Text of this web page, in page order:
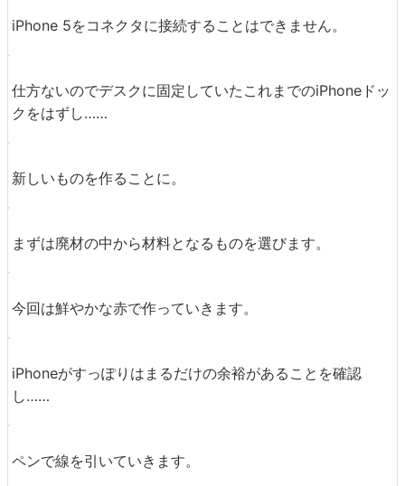
iPhone 5をコネクタに接続することはできません。
仕方ないのでデスクに固定していたこれまでのiPhoneドッ
クをはずし……
新しいものを作ることに。
まずは廃材の中から材料となるものを選びます。
今回は鮮やかな赤で作っていきます。
iPhoneがすっぽりはまるだけの余裕があることを確認
し……
ペンで線を引いていきます。